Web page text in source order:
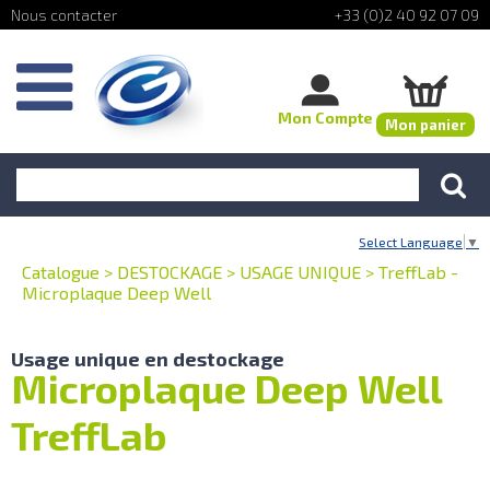
+33 (0)2 40 92 07 09
Mon Compte Mon panier
Select Language ▼
Catalogue > DESTOCKAGE > USAGE UNIQUE > TreffLab -
Microplaque Deep Well
Usage unique en destockage
Microplaque Deep Well
TreffLab